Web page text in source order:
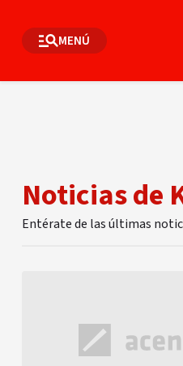
MENÚ
Noticias de
Entérate de las últimas